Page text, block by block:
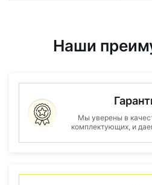
Наши
Мы уверены в
комплектующих, и